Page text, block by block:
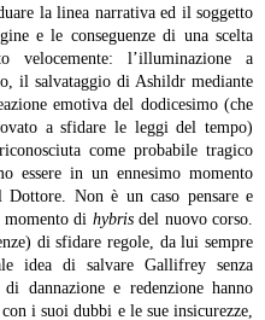
la linea narrativa ed il soggetto
e le conseguenze di una scelta
velocemente: l’illuminazione a
il salvataggio di Ashildr mediante
emotiva del dodicesimo (che
a sfidare le leggi del tempo)
come probabile tragico
essere in un ennesimo momento
Non è un caso pensare e
di hybrisdel nuovo corso.
di sfidare regole, da lui sempre
idea di salvare Gallifrey senza
dannazione e redenzione hanno
i suoi dubbi e le sue insicurezze,